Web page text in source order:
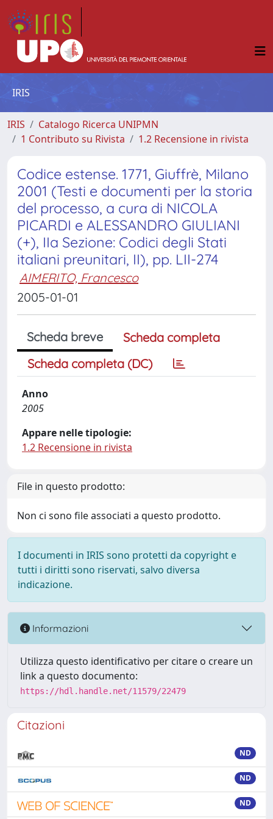
IRIS
IRIS
Catalogo Ricerca UNIPMN
1 Contributo su Rivista
1.2 Recensione in rivista
Codice estense. 1771, Giuffrè, Milano
2001 (Testi e documenti per la storia
del processo, a cura di NICOLA
PICARDI e ALESSANDRO GIULIANI
(+), IIa Sezione: Codici degli Stati
italiani preunitari, II), pp. LII-274
AIMERITO, Francesco
2005-01-01
Scheda breve
Scheda completa
Scheda completa (DC)
Anno
2005
Appare nelle tipologie:
1.2 Recensione in rivista
File in questo prodotto:
Non ci sono file associati a questo prodotto.
I documenti in IRIS sono protetti da copyright e
tutti i diritti sono riservati, salvo diversa
indicazione.
Informazioni
Utilizza questo identificativo per citare o creare un
link a questo documento:
https://hdl.handle.net/11579/22479
Citazioni
ND
ND
ND